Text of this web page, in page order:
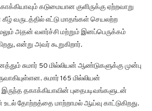
கடுமையான குளிருக்கு ஏற்றவாறு
கீழ் வருடத்தில் எட்டு மாதங்கள் செயலற்ற
அதன் வளர்ச்சி மற்றும் இனப்பெருக்கம்
என்று அவர் கூறுகிறார்.
சுமார் 50 மில்லியன் ஆண்டுகளுக்கு முன்பு
சுமார் 165 மில்லியன்
தகாக்கியாவின் புதைபடிவங்களுடன்
உடல் தோற்றத்தை மாற்றாமல் ஆய்வு காட்டுகிறது.